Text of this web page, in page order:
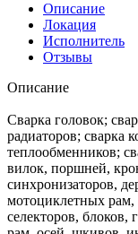
Описание
Локация
Исполнитель
Отзывы
Описание
Сварка головок;
радиаторов; сварка
теплообменников;
вилок, поршней,
синхронизаторов,
мотоциклетных рам,
селекторов, блоков,